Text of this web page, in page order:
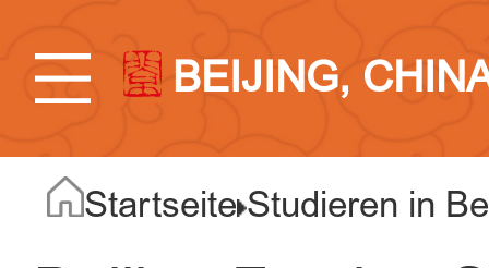
BEIJING,
Startseite Studieren in